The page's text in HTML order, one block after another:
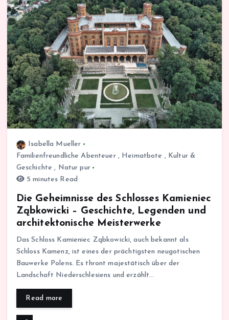
Isabella Mueller
Familienfreundliche Abenteuer, Heimatbote , Kultur &
Geschichte , Natur pur
5 minutes Read
Die Geheimnisse des Schlosses Kamieniec
Ząbkowicki – Geschichte, Legenden und
architektonische Meisterwerke
Das Schloss Kamieniec Ząbkowicki, auch bekannt als
Schloss Kamenz, ist eines der prächtigsten neugotischen
Bauwerke Polens. Es thront majestätisch über der
Landschaft Niederschlesiens und erzählt…
Read more